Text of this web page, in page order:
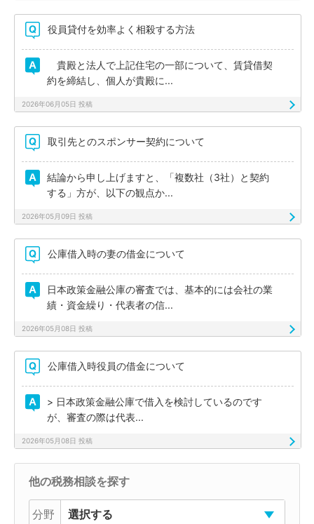
役員貸付を効率よく相殺する方法
貴殿と法人で上記住宅の一部について、賃貸借契
約を締結し、個人が貴殿に...
2026年06月05日 投稿
取引先とのスポンサー契約について
結論から申し上げますと、「複数社（3社）と契約
する」方が、以下の観点か...
2026年05月09日 投稿
公庫借入時の妻の借金について
日本政策金融公庫の審査では、基本的には会社の業
績・資金繰り・代表者の信...
2026年05月08日 投稿
公庫借入時役員の借金について
> 日本政策金融公庫で借入を検討しているのです
が、審査の際は代表...
2026年05月08日 投稿
他の税務相談を探す
分野